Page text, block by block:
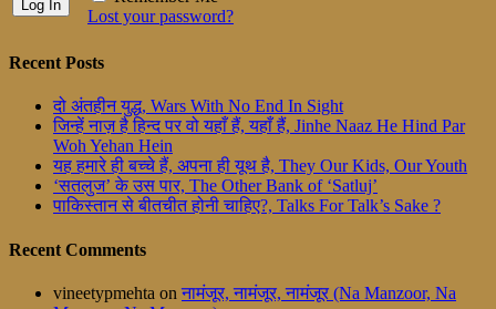
Lost your password?
Recent Posts
दो अंतहीन युद्ध, Wars With No End In Sight
जिन्हें नाज़ है हिन्द पर वो यहाँ हैं, यहाँ हैं, Jinhe Naaz He Hind Par
Woh Yehan Hein
यह हमारे ही बच्चे हैं, अपना ही यूथ है, They Our Kids, Our Youth
‘सतलुज’ के उस पार, The Other Bank of ‘Satluj’
पाकिस्तान से बीतचीत होनी चाहिए?, Talks For Talk’s Sake ?
Recent Comments
vineetypmehta on नामंजूर, नामंजूर, नामंजूर (Na Manzoor, Na